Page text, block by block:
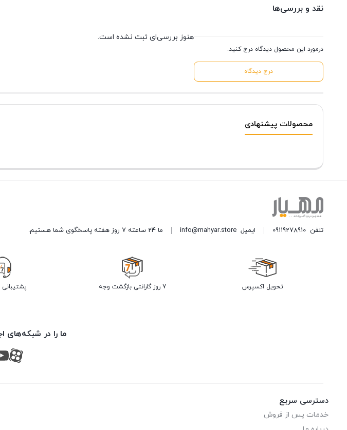
نقد و بررسی‌ها
درمورد این محصول دیدگاه درج کنید.
درج دیدگاه
هنوز بررسی‌ای ثبت نشده است.
محصولات پیشنهادی
تلفن09119278910 ایمیلinfo@mahyar.store ما 24 ساعته 7 روز هفته پاسخگوی شما هستیم.
تحویل اکسپرس 7 روز گارانتی بازگشت وجه
ما را در شبکه‌های
دسترسی سریع
خدمات پس از فروش